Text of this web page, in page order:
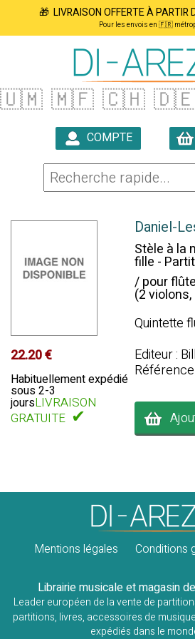
🎁 LIVRAISON OFFERTE À PARTIR
Pour les envois en 🇫🇷
🇺🇲 🇲🇫 🇨🇭
COMPTE
22.20 €
Habituellement expédié
sous 2-3
joursLIVRAISON
GRATUITE ✔
Daniel-
Stèle à la
fille -
/ pour
(2
Quintette
Editeur :
Mentions légales Conditions
Librairie musicale et magasin
Leader européen de la vente de
partitions, livres, accessoires de musique
expédiés dans le